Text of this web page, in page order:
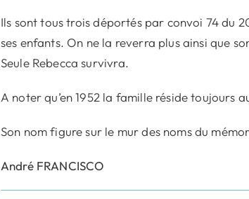
Ils sont tous trois déportés par convoi 74 du
ses enfants. On ne la reverra plus ainsi que
Seule Rebecca survivra.
A noter qu’en 1952 la famille réside toujours
Son nom figure sur le mur des noms du
André FRANCISCO